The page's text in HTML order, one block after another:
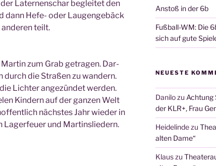
Later­nen­schar beglei­tet den
dann Hefe- oder Lau­gen­ge­bäck
teilt.
zum Grab getra­gen. Dar­
die Stra­ßen zu wan­dern.
Lich­ter ange­zün­det wer­den.
Kin­dern auf der gan­zen Welt
nächs­tes Jahr wie­der in
Lager­feu­er und Martinsliedern.
Anstoß in der 6b
Fußball-WM: Die
sich auf gute
NEUESTE
Danilozu Achtung
der KLR+, Frau
Heidelindezu
alten Dame“
Klauszu